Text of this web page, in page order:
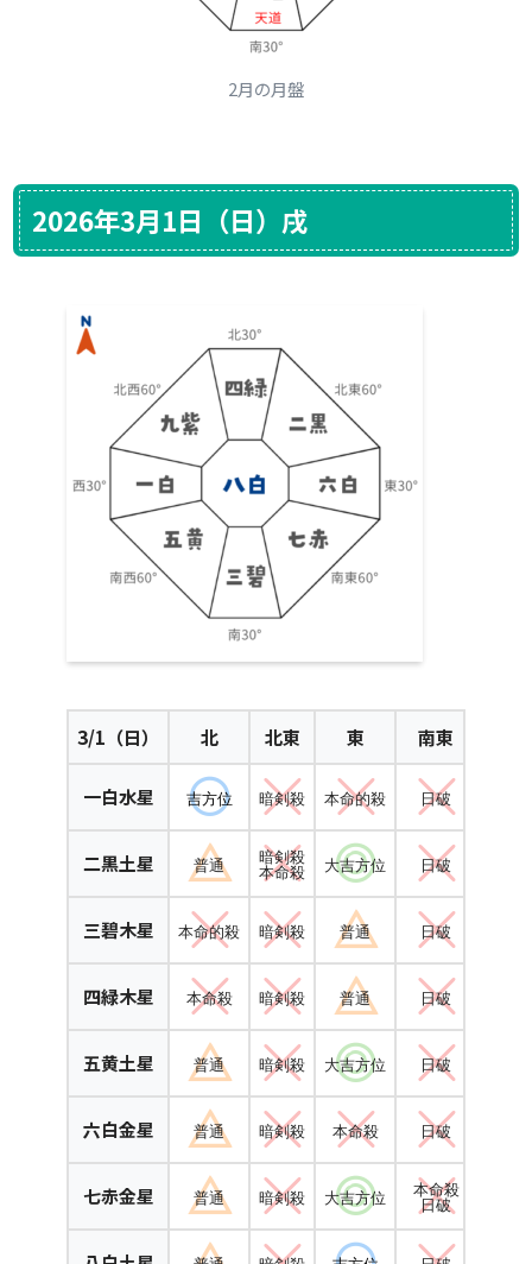
2月の月盤
2026年3月1日（日）戌
3/1（日） 北 北東 東 南東
一白水星 吉方位 暗剣殺 本命的殺 日破
二黒土星 普通
暗剣殺
本命殺
大吉方位 日破
三碧木星 本命的殺 暗剣殺 普通 日破
四緑木星 本命殺 暗剣殺 普通 日破
五黄土星 普通 暗剣殺 大吉方位 日破
六白金星 普通 暗剣殺 本命殺 日破
七赤金星 普通 暗剣殺 大吉方位
本命殺
日破